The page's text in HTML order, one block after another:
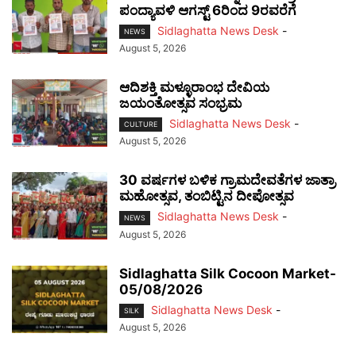
ಪಂದ್ಯಾವಳಿ ಆಗಸ್ಟ್ 6ರಿಂದ 9ರವರೆಗೆ
NEWS Sidlaghatta News Desk -
August 5, 2026
ಆದಿಶಕ್ತಿ ಮಳ್ಳೂರಾಂಭ ದೇವಿಯ
ಜಯಂತೋತ್ಸವ ಸಂಭ್ರಮ
CULTURE Sidlaghatta News Desk -
August 5, 2026
30 ವರ್ಷಗಳ ಬಳಿಕ ಗ್ರಾಮದೇವತೆಗಳ ಜಾತ್ರಾ
ಮಹೋತ್ಸವ, ತಂಬಿಟ್ಟಿನ ದೀಪೋತ್ಸವ
NEWS Sidlaghatta News Desk -
August 5, 2026
Sidlaghatta Silk Cocoon Market-
05/08/2026
SILK Sidlaghatta News Desk -
August 5, 2026